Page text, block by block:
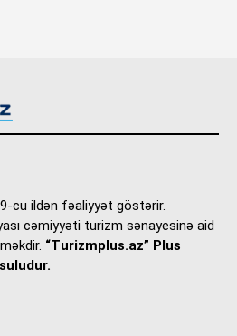
cu ildən fəaliyyət göstərir.
cəmiyyəti turizm sənayesinə aid
“Turizmplus.az” Plus